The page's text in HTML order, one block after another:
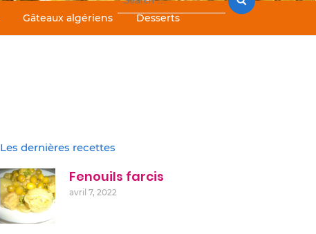
Gâteaux algériens Desserts
Les dernières recettes
Fenouils farcis
avril 7, 2022